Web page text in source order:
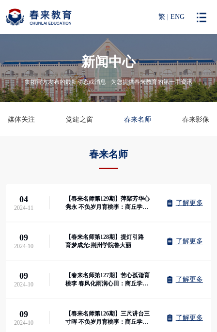
繁 ENG
新闻中心
集团官方发布的最新动态或消息 为您提供春来教育的第一手资讯
媒体关注 党建之窗 春来名师 春来影像
春来名师
04
2024-11
【春来名师第129期】萍聚芳华心
隽永 不负岁月育桃李：商丘学院
了解更多
09
2024-10
【春来名师第128期】提灯引路
育梦成光:荆州学院鲁大丽
了解更多
09
2024-10
【春来名师第127期】苦心孤诣育
桃李 春风化雨润心田：商丘学院
了解更多
09
2024-10
【春来名师第126期】三尺讲台三
寸晖 不负岁月育桃李：商丘学院
了解更多